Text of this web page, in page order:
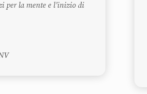
per la mente e l’inizio di